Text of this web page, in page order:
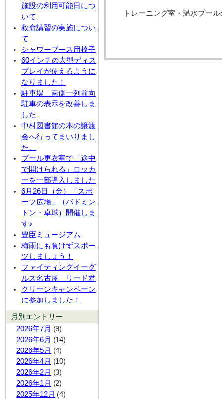
施設の利用可能日につ
いて
救命講習の実施につい
て
シャワーブース用椅子
60インチの大型ディス
プレイが使えるように
なりました！
駐車場 南側一列前向
駐車の表示を改善しま
した
中村図書館の本の譲渡
会へ行ってまいりまし
た。
プール更衣室で「途中
で開けられる」ロッカ
ーを一部導入しました
6月26日（金）「スポ
ーツ広場」（バドミン
トン・卓球）開催しま
す♪
豊臣ミュージアム
梅雨にも負けずスポー
ツしましょう！
ファイティングイーグ
ルス名古屋 リード君
クリーンキャンペーン
に参加しました！
月別エントリー
2026年7月 (9)
2026年6月 (14)
2026年5月 (4)
2026年4月 (10)
2026年2月 (3)
2026年1月 (2)
2025年12月 (4)
トレーニング室・温水プー